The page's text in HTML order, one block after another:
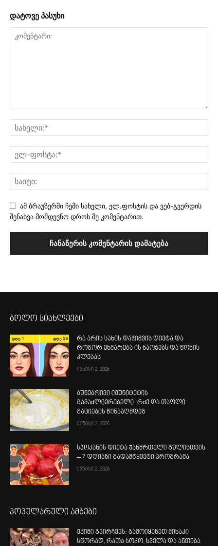
დატოვე პასუხი
ამ ბრაუზერში ჩემი სახელი, ელ.ფოსტის და ვებ-გვერდის
შენახვა მომდევნო დროს მე კომენტარით.
ბოლო სიახლეები
რა არის სახის დაჭიმვის დიეტა და
როგორ ეხმარება ის ნაოჭებს და წონის
კლებას
ივნისი 2, 2026
ბუნებრივი იმუნიტეტის
გამაძლიერებელი: რძე და თაფლი
გაციების წინააღმდეგ
ივნისი 2, 2026
სპოკანის დიეტა ჯანმრთელი გულისთვის
– 7 დღიანი გადამწყვეტი პროგრამა
ივნისი 2, 2026
პოპულარული ამბები
ექიმი გვირჩევს: გამოიყენეთ მიხაკი
სწორად, რათა სოკო, ხველა და ანთება